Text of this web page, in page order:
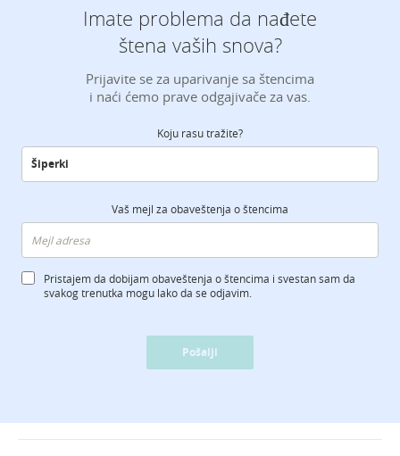
Imate problema da nađete
štena vaših snova?
Prijavite se za uparivanje sa štencima
i naći ćemo prave odgajivače za vas.
Koju rasu tražite?
Vaš mejl za obaveštenja o štencima
Pristajem da dobijam obaveštenja o štencima i svestan sam da
svakog trenutka mogu lako da se odjavim.
Pošalji